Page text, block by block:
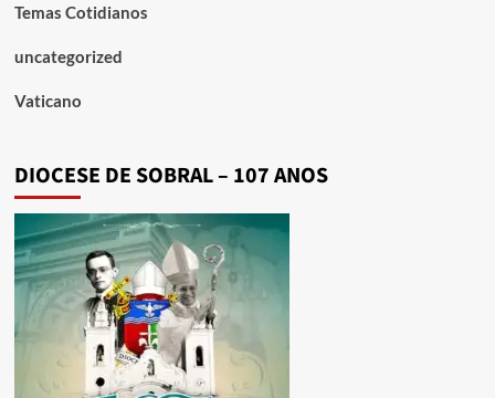
Temas Cotidianos
uncategorized
Vaticano
DIOCESE DE SOBRAL – 107 ANOS